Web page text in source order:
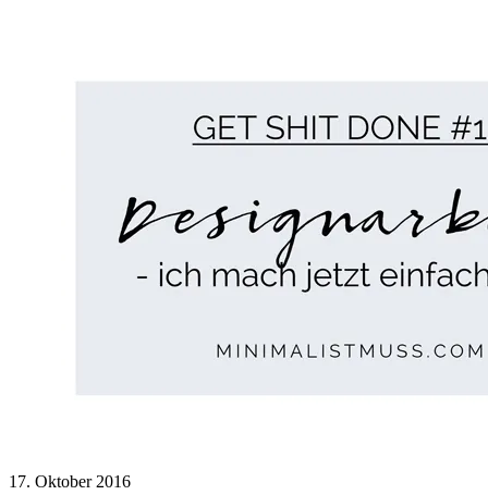
17. Oktober 2016